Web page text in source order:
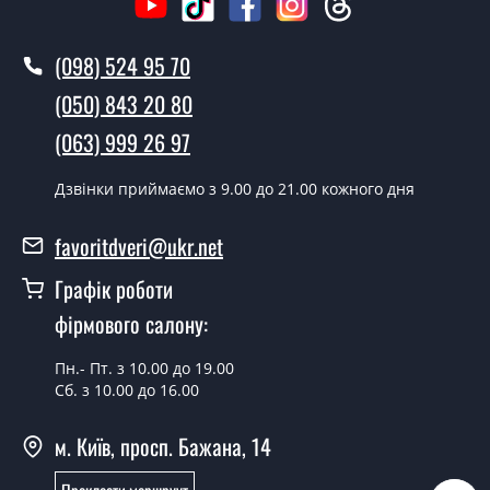
згідно з чергою, у всі дні крім неділі.
Скільки коштує установка дверей
Молоток 28?
Вартість встановлення дверей Молоток 28 - від 1600
Як швидко можете встановити двері
наявності їх на складі, чи наступного дня.
Чи можна на сьогодні викликати
замірника?
У вас є в наявності готові двері
(098) 524 95 70
(050) 843 20 80
(063) 999 26 97
Дзвінки приймаємо з 9.00 до 21.00 кожного дня
favoritdveri@ukr.net
Графік роботи
фірмового салону:
Пн.- Пт. з 10.00 до 19.00
Сб. з 10.00 до 16.00
м. Київ, просп. Бажана, 14